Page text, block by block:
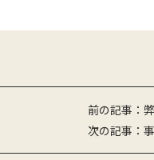
投
稿
前の記事：
次の記事：